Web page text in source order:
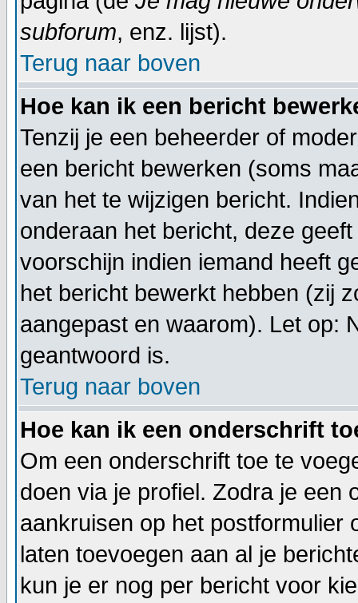
subforum, enz. lijst).
Terug naar boven
Hoe kan ik een bericht
Tenzij je een beheerder of
een bericht bewerken (soms
van het te wijzigen bericht.
onderaan het bericht, deze
voorschijn indien iemand heeft
het bericht bewerkt hebben (zij
aangepast en waarom). Let op:
geantwoord is.
Terug naar boven
Hoe kan ik een onderschrift
Om een onderschrift toe te
doen via je profiel. Zodra je
aankruisen op het postformulier
laten toevoegen aan al je
kun je er nog per bericht voor